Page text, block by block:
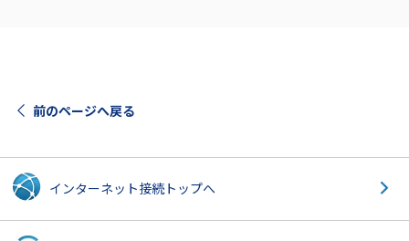
前のページへ戻る
インターネット接続トップへ